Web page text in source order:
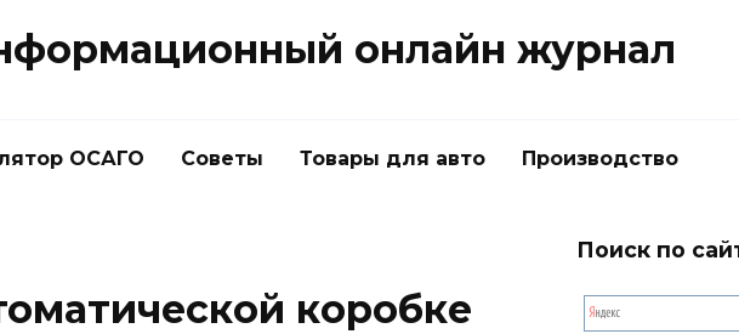
онлайн журнал
ОСАГО Советы Товары для авто Производство
коробке
Поиск по